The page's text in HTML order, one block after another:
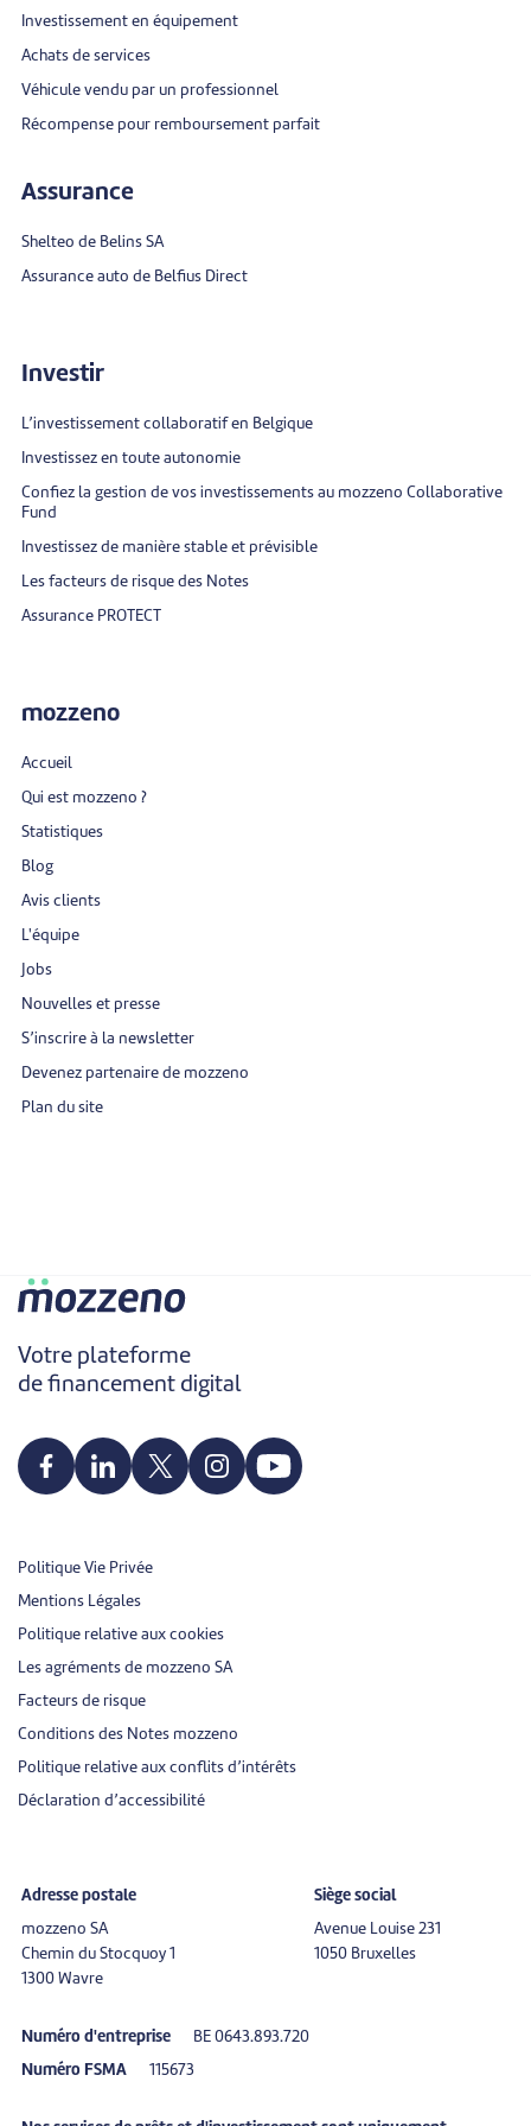
Investissement en équipement
Achats de services
Véhicule vendu par un professionnel
Récompense pour remboursement parfait
Assurance
Shelteo de Belins SA
Assurance auto de Belfius Direct
Investir
L’investissement collaboratif en Belgique
Investissez en toute autonomie
Confiez la gestion de vos investissements au mozzeno Collaborative
Fund
Investissez de manière stable et prévisible
Les facteurs de risque des Notes
Assurance PROTECT
mozzeno
Accueil
Qui est mozzeno ?
Statistiques
Blog
Avis clients
L'équipe
Jobs
Nouvelles et presse
S’inscrire à la newsletter
Devenez partenaire de mozzeno
Plan du site
Votre plateforme
de financement digital
Politique Vie Privée
Mentions Légales
Politique relative aux cookies
Les agréments de mozzeno SA
Facteurs de risque
Conditions des Notes mozzeno
Politique relative aux conflits d’intérêts
Déclaration d’accessibilité
Adresse postale
mozzeno SA
Chemin du Stocquoy 1
1300 Wavre
Siège social
Avenue Louise 231
1050 Bruxelles
Numéro d'entreprise BE 0643.893.720
Numéro FSMA 115673